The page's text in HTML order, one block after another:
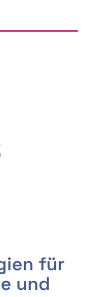
für
und